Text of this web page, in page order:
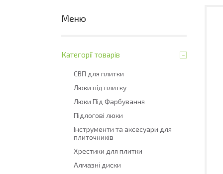
Категорії товарів
СВП для плитки
Люки під плитку
Люки Під Фарбування
Підлогові люки
Інструменти та аксесуари для
плиточників
Хрестики для плитки
Алмазні диски